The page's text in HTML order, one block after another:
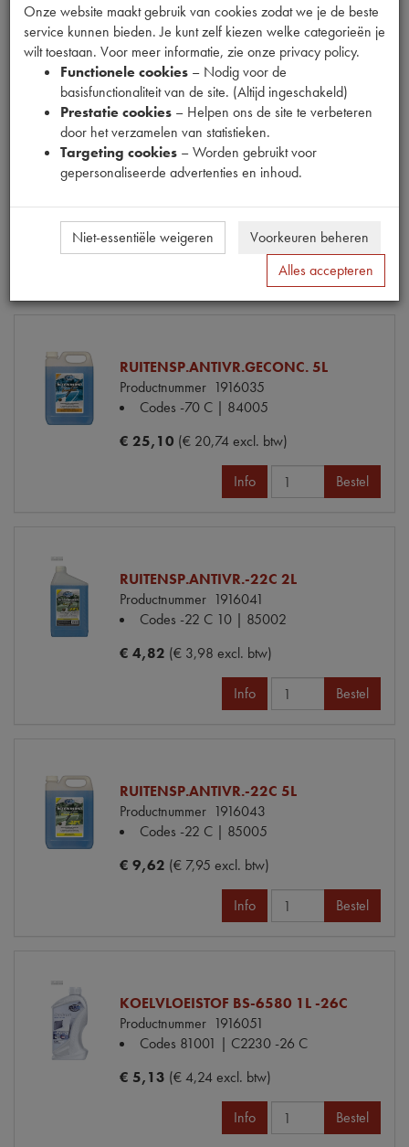
RUITENSP.ANTIVR.GECONC. 500ML
Productnummer1916033
Codes -70 C 24 | 84500
€ 2,25 (€ 1,86 excl. btw)
€ 1,36
(€ 1,12 excl. btw)
Bestel
RUITENSP.ANTIVR.GECONC. 5L
Productnummer 1916035
Codes -70 C | 84005
€ 25,10 (€ 20,74 excl. btw)
Info Bestel
RUITENSP.ANTIVR.-22C 2L
Productnummer 1916041
Codes -22 C 10 | 85002
€ 4,82 (€ 3,98 excl. btw)
Info Bestel
RUITENSP.ANTIVR.-22C 5L
Productnummer 1916043
Codes -22 C | 85005
€ 9,62 (€ 7,95 excl. btw)
Info Bestel
KOELVLOEISTOF BS-6580 1L -26C
Productnummer 1916051
Codes 81001 | C2230 -26 C
€ 5,13 (€ 4,24 excl. btw)
Info Bestel
Onze website maakt gebruik van cookies zodat we je de beste
service kunnen bieden. Je kunt zelf kiezen welke categorieën je
wilt toestaan. Voor meer informatie, zie onze privacy policy.
Functionele cookies – Nodig voor de
basisfunctionaliteit van de site. (Altijd ingeschakeld)
Prestatie cookies – Helpen ons de site te verbeteren
door het verzamelen van statistieken.
Targeting cookies – Worden gebruikt voor
gepersonaliseerde advertenties en inhoud.
Niet-essentiële weigeren
Voorkeuren beheren
Alles accepteren